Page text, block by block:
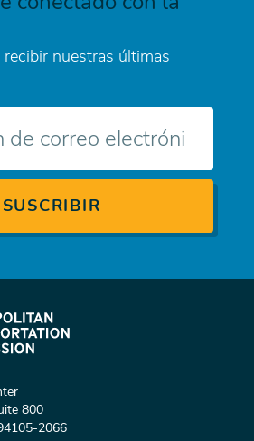
recibir nuestras últimas
800
2066